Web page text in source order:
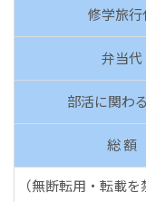
修学旅行
弁当代
部活に関わ
総 額
（無断転用・転載